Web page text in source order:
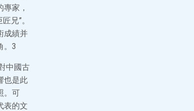
家，
兄”。
成績并
。3
中國古
也是此
。可
表的文